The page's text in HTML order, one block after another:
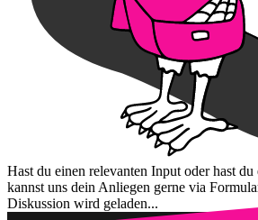
Hast du einen relevanten Input oder hast
kannst uns dein Anliegen gerne via
Diskussion wird geladen...